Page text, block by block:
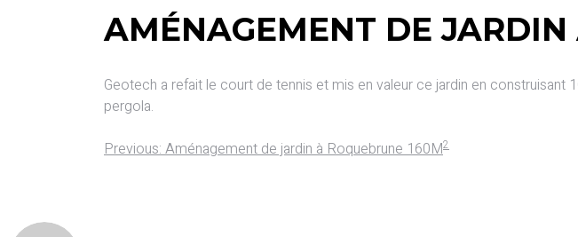
AMÉNAGEMENT DE
Geotech a refait le court de tennis et mis en valeur ce jardin en
pergola.
Previous: Aménagement de jardin à Roquebrune 160M2